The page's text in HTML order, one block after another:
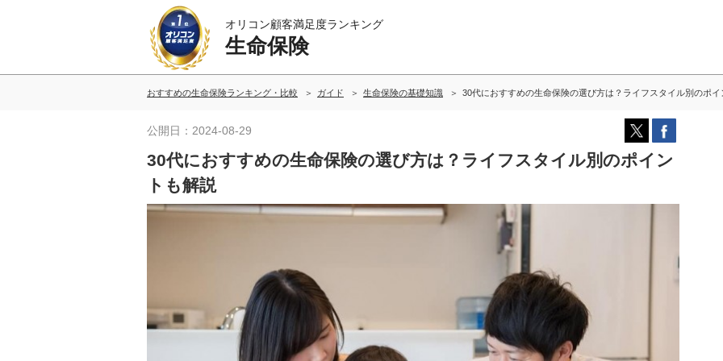
オリコン顧客満足度ランキング
生命保険
おすすめの生命保険ランキング・比較 ガイド 生命保険の基礎知識 30代におすすめの生命保険の選び方は？ライフスタイル別のポイ
公開日：2024-08-29
30代におすすめの生命保険の選び方は？ライフスタイル別のポイン
トも解説